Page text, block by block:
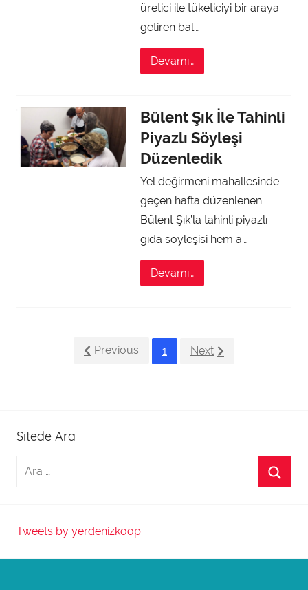
üretici ile tüketiciyi bir araya
getiren bal…
Devamı…
Bülent Şık İle Tahinli
Piyazlı Söyleşi
Düzenledik
Yel değirmeni mahallesinde
geçen hafta düzenlenen
Bülent Şık’la tahinli piyazlı
gıda söyleşisi hem a…
Devamı…
Previous 1 Next
Sitede Ara
Tweets by yerdenizkoop